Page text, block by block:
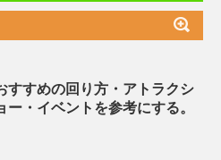
すすめの回り方・アトラクシ
ー・イベントを参考にする。